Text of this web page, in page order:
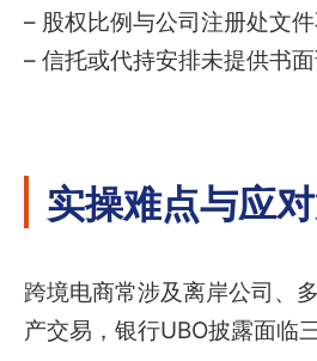
– 股权比例与公司注册处文
– 信托或代持安排未提供书
实操难点与应
跨境电商常涉及离岸公司、
产交易，银行UBO披露面临